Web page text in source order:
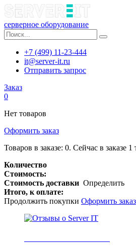
серверное оборудование
+7 (499) 11-23-444
it@server-it.ru
Отправить запрос
Заказ
0
Нет товаров
Оформить заказ
Товаров в заказе: 0. Сейчас в заказе 1
Количество
Стоимость:
Стоимость доставки Определить
Итого, к оплате:
Продолжить покупки Оформить заказ